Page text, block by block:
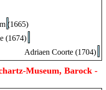
(1665)
(1674)
Adriaen Coorte (1704)
Museum, Barock -